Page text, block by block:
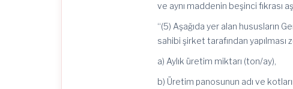
ve aynı maddenin beşinci fıkrası
“(5) Aşağıda yer alan hususların
sahibi şirket tarafından yapılması
a) Aylık üretim miktarı (ton/ay),
b) Üretim panosunun adı ve